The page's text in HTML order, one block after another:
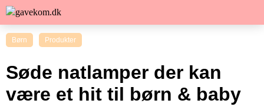
Børn Produkter
Søde natlamper der kan
være et hit til børn & baby